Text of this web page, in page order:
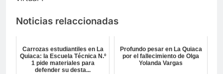
Noticias relaccionadas
Carrozas estudiantiles en La
Quiaca: la Escuela Técnica N.º
1 pide materiales para
defender su desta...
Profundo pesar en La Quiaca
por el fallecimiento de Olga
Yolanda Vargas